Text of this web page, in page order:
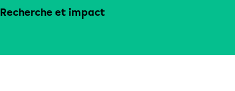
Recherche et impact